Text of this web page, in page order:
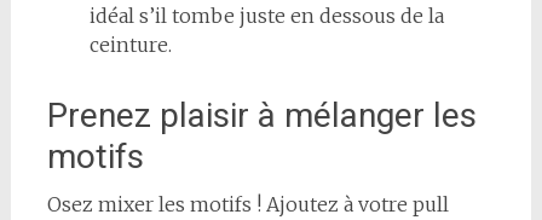
idéal s’il tombe juste en dessous de la
ceinture.
Prenez plaisir à mélanger les
motifs
Osez mixer les motifs ! Ajoutez à votre pull